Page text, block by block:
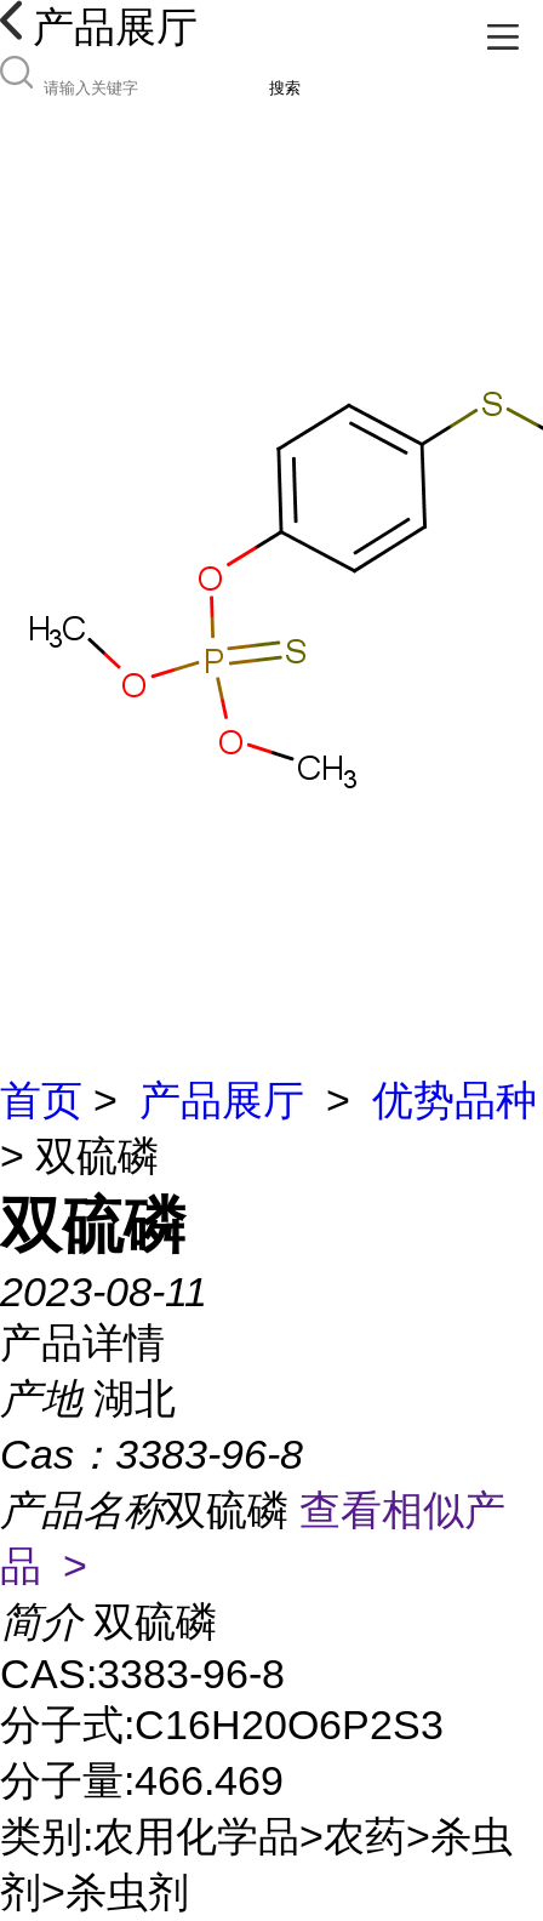
产品展厅
搜索
首页 > 产品展厅 > 优势品种
> 双硫磷
双硫磷
2023-08-11
产品详情
产地 湖北
Cas： 3383-96-8
产品名称双硫磷 查看相似产
品 >
简介 双硫磷
CAS:3383-96-8
分子式:C16H20O6P2S3
分子量:466.469
类别:农用化学品>农药>杀虫
剂>杀虫剂